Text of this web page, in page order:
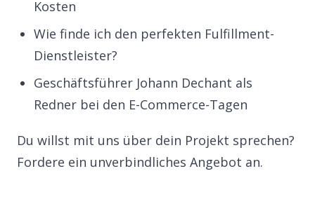
Kosten
Wie finde ich den perfekten Fulfillment-
Dienstleister?
Geschäftsführer Johann Dechant als
Redner bei den E-Commerce-Tagen
Du willst mit uns über dein Projekt sprechen?
Fordere ein unverbindliches Angebot an.